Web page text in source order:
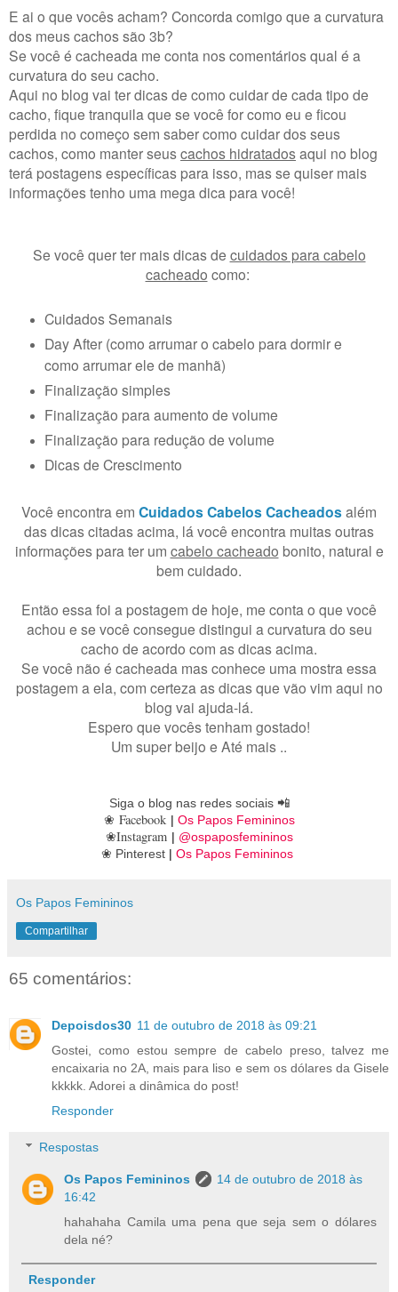
E ai o que vocês acham? Concorda comigo que a curvatura
dos meus cachos são 3b?
Se você é cacheada me conta nos comentários qual é a
curvatura do seu cacho.
Aqui no blog vai ter dicas de como cuidar de cada tipo de
cacho, fique tranquila que se você for como eu e ficou
perdida no começo sem saber como cuidar dos seus
cachos, como manter seuscachos hidratadosaqui no blog
terá postagens específicas para isso, mas se quiser mais
informações tenho uma mega dica para você!
Se você quer ter mais dicas de cuidados para cabelo
cacheado como:
Cuidados Semanais
Day After (como arrumar o cabelo para dormir e
como arrumar ele de manhã)
Finalização simples
Finalização para aumento de volume
Finalização para redução de volume
Dicas de Crescimento
Você encontra em Cuidados Cabelos Cacheadosalém
das dicas citadas acima, lá você encontra muitas outras
informações para ter um cabelo cacheado bonito, natural e
bem cuidado.
Então essa foi a postagem de hoje, me conta o que você
achou e se você consegue distingui a curvatura do seu
cacho de acordo com as dicas acima.
Se você não é cacheada mas conhece uma mostra essa
postagem a ela, com certeza as dicas que vão vim aqui no
blog vai ajuda-lá.
Espero que vocês tenham gostado!
Um super beijo e Até mais ..
Siga o blog nas redes sociais 📲
❀ Facebook | Os Papos Femininos
❀Instagram | @ospaposfemininos
❀ Pinterest | Os Papos Femininos
Os Papos Femininos
Compartilhar
65 comentários:
Depoisdos30 11 de outubro de 2018 às 09:21
Gostei, como estou sempre de cabelo preso, talvez me
encaixaria no 2A, mais para liso e sem os dólares da Gisele
kkkkk. Adorei a dinâmica do post!
Responder
Respostas
Os Papos Femininos
14 de outubro de 2018 às
16:42
hahahaha Camila uma pena que seja sem o dólares
dela né?
Responder